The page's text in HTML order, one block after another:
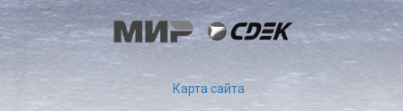
Карта сайта